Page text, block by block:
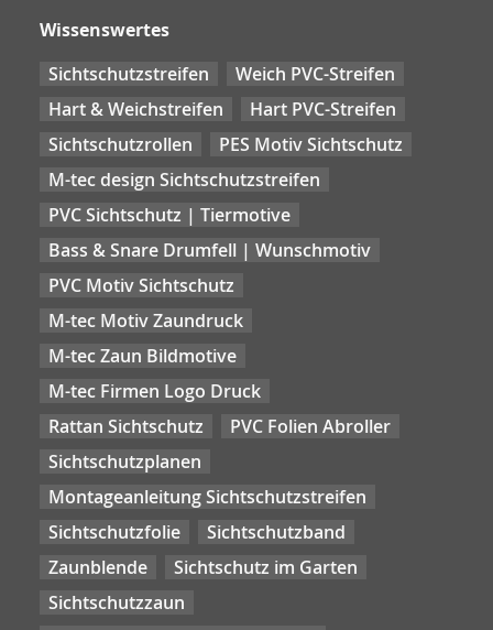
Wissenswertes
Sichtschutzstreifen
Weich PVC-Streifen
Hart & Weichstreifen
Hart PVC-Streifen
Sichtschutzrollen
PES Motiv Sichtschutz
M-tec design Sichtschutzstreifen
PVC Sichtschutz | Tiermotive
Bass & Snare Drumfell | Wunschmotiv
PVC Motiv Sichtschutz
M-tec Motiv Zaundruck
M-tec Zaun Bildmotive
M-tec Firmen Logo Druck
Rattan Sichtschutz
PVC Folien Abroller
Sichtschutzplanen
Montageanleitung Sichtschutzstreifen
Sichtschutzfolie
Sichtschutzband
Zaunblende
Sichtschutz im Garten
Sichtschutzzaun